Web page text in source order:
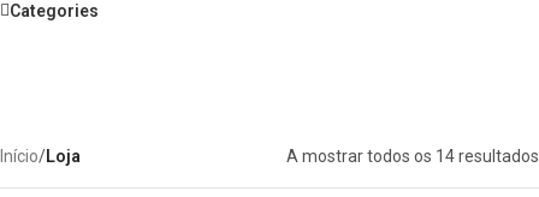
Categories
Início/Loja A mostrar todos os 14 resultados